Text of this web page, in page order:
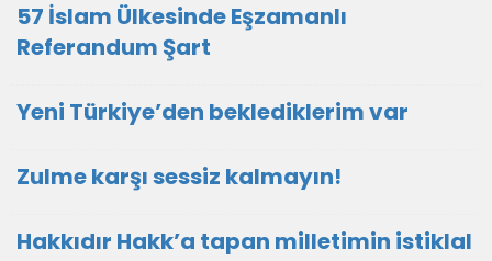
57 İslam Ülkesinde Eşzamanlı
Referandum Şart
Yeni Türkiye’den beklediklerim var
Zulme karşı sessiz kalmayın!
Hakkıdır Hakk’a tapan milletimin istiklal